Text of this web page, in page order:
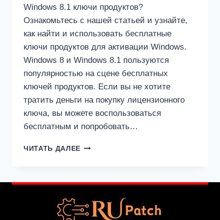
Windows 8.1 ключи продуктов?
Ознакомьтесь с нашей статьей и узнайте,
как найти и использовать бесплатные
ключи продуктов для активации Windows.
Windows 8 и Windows 8.1 пользуются
популярностью на сцене бесплатных
ключей продуктов. Если вы не хотите
тратить деньги на покупку лицензионного
ключа, вы можете воспользоваться
бесплатным и попробовать…
ЧИТАТЬ ДАЛЕЕ БЕСПЛАТНЫЕ
И
8.1